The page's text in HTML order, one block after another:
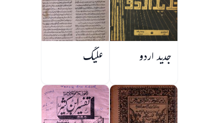
جدید اردو علیگ